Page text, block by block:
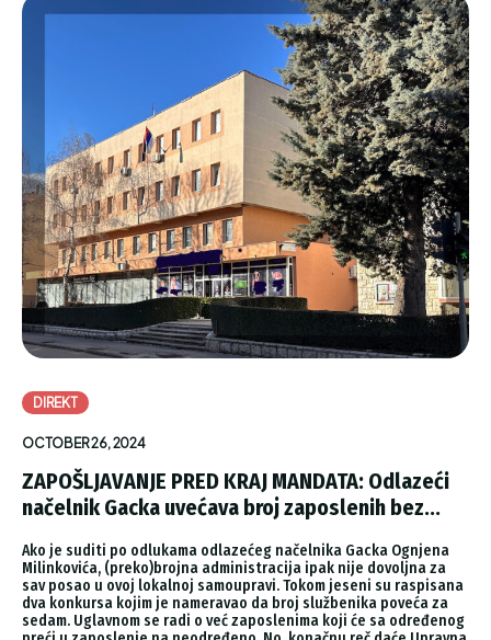
DIREKT
OCTOBER 26, 2024
ZAPOŠLJAVANJE PRED KRAJ MANDATA: Odlazeći
načelnik Gacka uvećava broj zaposlenih bez...
Ako je suditi po odlukama odlazećeg načelnika Gacka Ognjena
Milinkovića, (preko)brojna administracija ipak nije dovoljna za
sav posao u ovoj lokalnoj samoupravi. Tokom jeseni su raspisana
dva konkursa kojim je nameravao da broj službenika poveća za
sedam. Uglavnom se radi o već zaposlenima koji će sa određenog